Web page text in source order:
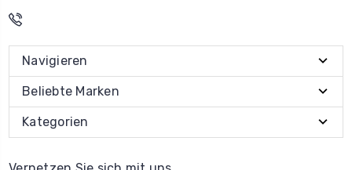
Navigieren
Beliebte Marken
Kategorien